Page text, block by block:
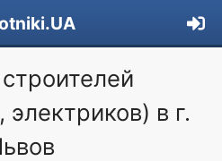
электриков) в г.